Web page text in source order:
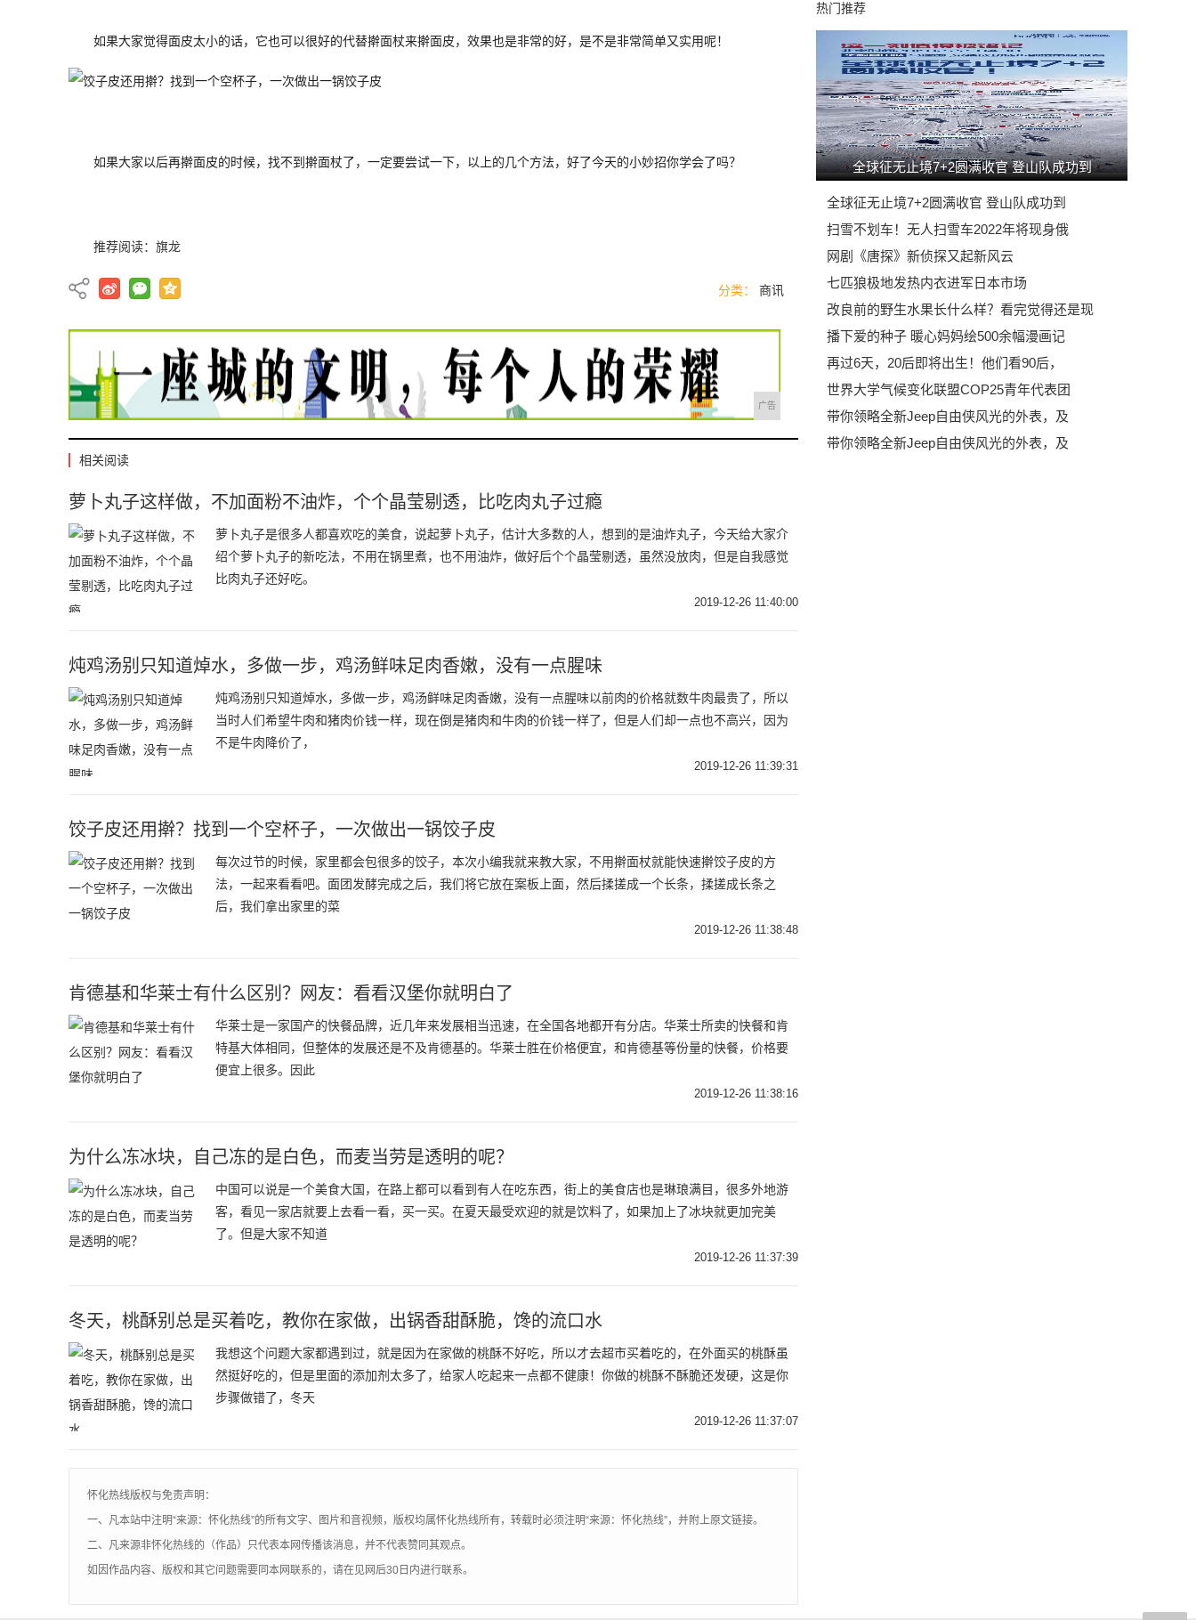
如果大家觉得面皮太小的话，它也可以很好的代替擀面杖来擀面皮，效果也是非常的好，是不是非常简单又实用呢！
如果大家以后再擀面皮的时候，找不到擀面杖了，一定要尝试一下，以上的几个方法，好了今天的小妙招你学会了吗？
推荐阅读： 旗龙
分类： 商讯
广告
相关阅读
萝卜丸子这样做，不加面粉不油炸，个个晶莹剔透，比吃肉丸子过瘾
萝卜丸子是很多人都喜欢吃的美食，说起萝卜丸子，估计大多数的人，想到的是油炸丸子，今天给大家介
绍个萝卜丸子的新吃法，不用在锅里煮，也不用油炸，做好后个个晶莹剔透，虽然没放肉，但是自我感觉
比肉丸子还好吃。
2019-12-26 11:40:00
炖鸡汤别只知道焯水，多做一步，鸡汤鲜味足肉香嫩，没有一点腥味
炖鸡汤别只知道焯水，多做一步，鸡汤鲜味足肉香嫩，没有一点腥味以前肉的价格就数牛肉最贵了，所以
当时人们希望牛肉和猪肉价钱一样，现在倒是猪肉和牛肉的价钱一样了，但是人们却一点也不高兴，因为
不是牛肉降价了，
2019-12-26 11:39:31
饺子皮还用擀？找到一个空杯子，一次做出一锅饺子皮
每次过节的时候，家里都会包很多的饺子，本次小编我就来教大家，不用擀面杖就能快速擀饺子皮的方
法，一起来看看吧。面团发酵完成之后，我们将它放在案板上面，然后揉搓成一个长条，揉搓成长条之
后，我们拿出家里的菜
2019-12-26 11:38:48
肯德基和华莱士有什么区别？网友：看看汉堡你就明白了
华莱士是一家国产的快餐品牌，近几年来发展相当迅速，在全国各地都开有分店。华莱士所卖的快餐和肯
特基大体相同，但整体的发展还是不及肯德基的。华莱士胜在价格便宜，和肯德基等份量的快餐，价格要
便宜上很多。因此
2019-12-26 11:38:16
为什么冻冰块，自己冻的是白色，而麦当劳是透明的呢？
中国可以说是一个美食大国，在路上都可以看到有人在吃东西，街上的美食店也是琳琅满目，很多外地游
客，看见一家店就要上去看一看，买一买。在夏天最受欢迎的就是饮料了，如果加上了冰块就更加完美
了。但是大家不知道
2019-12-26 11:37:39
冬天，桃酥别总是买着吃，教你在家做，出锅香甜酥脆，馋的流口水
我想这个问题大家都遇到过，就是因为在家做的桃酥不好吃，所以才去超市买着吃的，在外面买的桃酥虽
然挺好吃的，但是里面的添加剂太多了，给家人吃起来一点都不健康！你做的桃酥不酥脆还发硬，这是你
步骤做错了，冬天
2019-12-26 11:37:07
怀化热线版权与免责声明：
一、凡本站中注明“来源：怀化热线”的所有文字、图片和音视频，版权均属怀化热线所有，转载时必须注明“来源：怀化热线”，并附上原文链接。
二、凡来源非怀化热线的（作品）只代表本网传播该消息，并不代表赞同其观点。
如因作品内容、版权和其它问题需要同本网联系的，请在见网后30日内进行联系。
热门推荐
全球征无止境7+2圆满收官 登山队成功到
全球征无止境7+2圆满收官 登山队成功到
扫雪不划车！无人扫雪车2022年将现身俄
网剧《唐探》新侦探又起新风云
七匹狼极地发热内衣进军日本市场
改良前的野生水果长什么样？看完觉得还是现
播下爱的种子 暖心妈妈绘500余幅漫画记
再过6天，20后即将出生！他们看90后，
世界大学气候变化联盟COP25青年代表团
带你领略全新Jeep自由侠风光的外表，及
带你领略全新Jeep自由侠风光的外表，及